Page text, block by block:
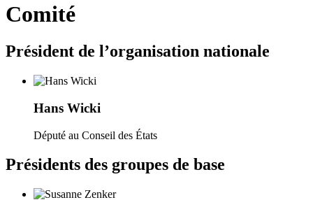
Comité
Président de l’organisation nationale
Hans Wicki
Député au Conseil des États
Présidents des groupes de base